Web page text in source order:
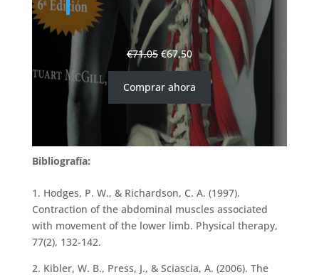
€71,05 €67,50
Comprar ahora
Bibliografía:
1. Hodges, P. W., & Richardson, C. A. (1997).
Contraction of the abdominal muscles associated
with movement of the lower limb. Physical therapy,
77(2), 132-142.
2. Kibler, W. B., Press, J., & Sciascia, A. (2006). The